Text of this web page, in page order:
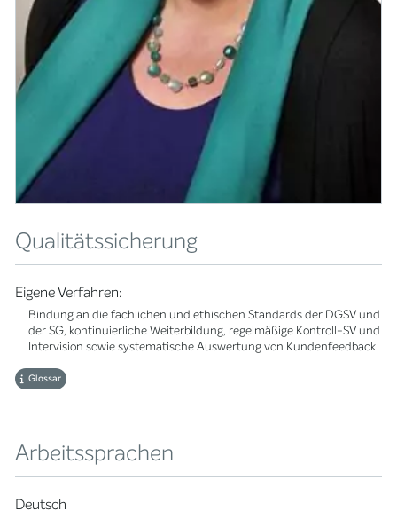
Qualitätssicherung
Eigene Verfahren:
Bindung an die fachlichen und ethischen Standards der DGSV und
der SG, kontinuierliche Weiterbildung, regelmäßige Kontroll-SV und
Intervision sowie systematische Auswertung von Kundenfeedback
Glossar
Arbeitssprachen
Deutsch